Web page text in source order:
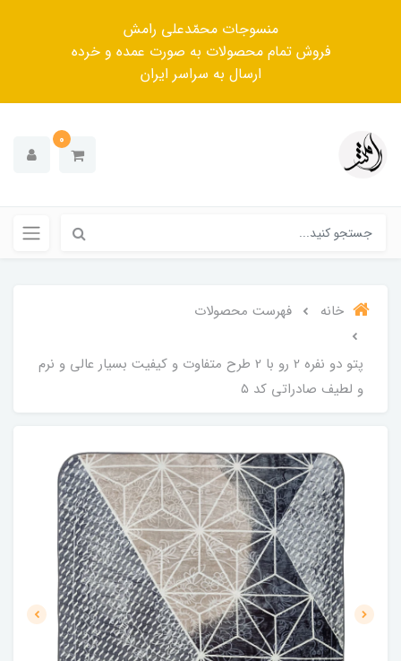
منسوجات محمّدعلی رامش
فروش تمام محصولات به صورت عمده و خرده
ارسال به سراسر ایران
0
خانه فهرست محصولات
پتو دو نفره 2 رو با 2 طرح متفاوت و کیفیت بسیار عالی و نرم
و لطیف صادراتی کد ۵